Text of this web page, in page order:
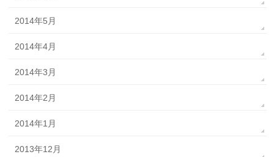
2014年5月
2014年4月
2014年3月
2014年2月
2014年1月
2013年12月